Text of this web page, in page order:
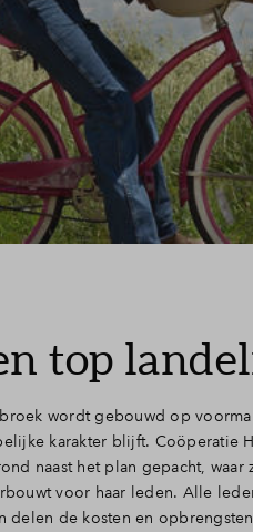
top
wordt gebouwd op
karakter blijft. Coöperatie
naast het plan gepacht, waar
voor haar leden. Alle
delen de kosten en